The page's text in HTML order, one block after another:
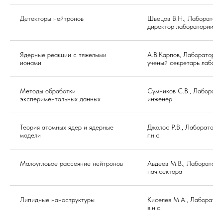
Детекторы нейтронов
Швецов В.Н.,
директор лаборатории
Ядерные реакции с тяжелыми
ионами
А.В.Карпов,
ученый секретарь
Методы обработки
экспериментальных данных
Сумников С.В.,
инженер
Теория атомных ядер и ядерные
модели
Джолос Р.В.,
г.н.с.
Малоугловое рассеяние нейтронов
Авдеев М.В.,
нач.сектора
Липидные наноструктуры
Киселев М.А.,
в.н.с.